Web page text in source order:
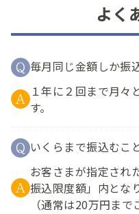
よく
毎月同じ金額しか振
１年に２回まで月々
す。
いくらまで振込むこ
お客さまが指定され
振込限度額」内とな
（通常は20万円まで